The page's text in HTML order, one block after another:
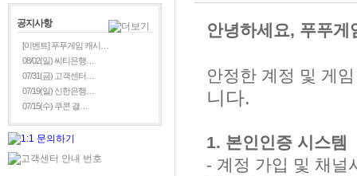
공지사항
[이벤트] 푸푸게임 캐시…
08/02(일) 씨티은행…
07/31(금) 고객센터…
07/19(일) 신한은행…
07/15(수) 쿠콘 결…
안녕하세요, 푸푸게
안정한 계정 및 게
니다.
1. 본인인증 시스템
- 계정 가입 및 채널